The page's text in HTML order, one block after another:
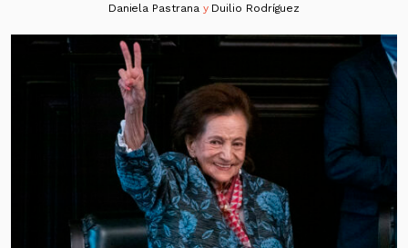
Daniela Pastranay Duilio Rodríguez